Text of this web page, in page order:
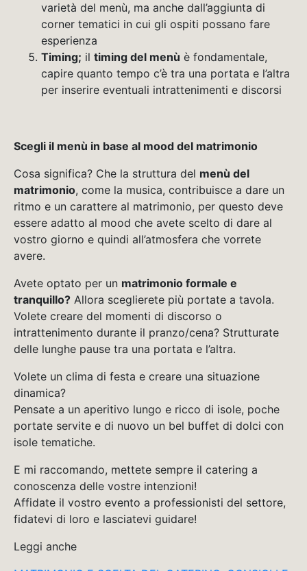
varietà del menù, ma anche dall’aggiunta di
corner tematici in cui gli ospiti possano fare
esperienza
Timing; il timing del menù è fondamentale,
capire quanto tempo c’è tra una portata e l’altra
per inserire eventuali intrattenimenti e discorsi
Scegli il menù in base al mood del matrimonio
Cosa significa? Che la struttura del menù del
matrimonio, come la musica, contribuisce a dare un
ritmo e un carattere al matrimonio, per questo deve
essere adatto al mood che avete scelto di dare al
vostro giorno e quindi all’atmosfera che vorrete
avere.
Avete optato per un matrimonio formale e
tranquillo? Allora sceglierete più portate a tavola.
Volete creare del momenti di discorso o
intrattenimento durante il pranzo/cena? Strutturate
delle lunghe pause tra una portata e l’altra.
Volete un clima di festa e creare una situazione
dinamica?
Pensate a un aperitivo lungo e ricco di isole, poche
portate servite e di nuovo un bel buffet di dolci con
isole tematiche.
E mi raccomando, mettete sempre il catering a
conoscenza delle vostre intenzioni!
Affidate il vostro evento a professionisti del settore,
fidatevi di loro e lasciatevi guidare!
Leggi anche